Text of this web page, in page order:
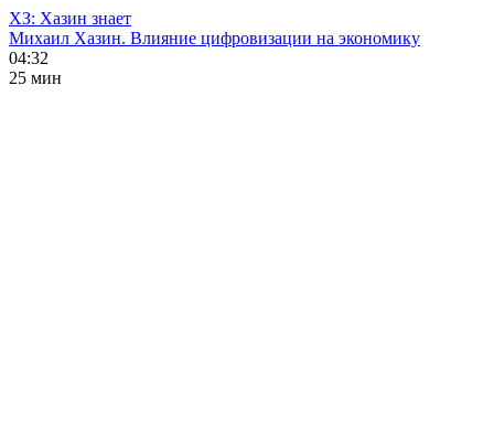
ХЗ: Хазин знает
Михаил Хазин. Влияние цифровизации на экономику
04:32
25 мин